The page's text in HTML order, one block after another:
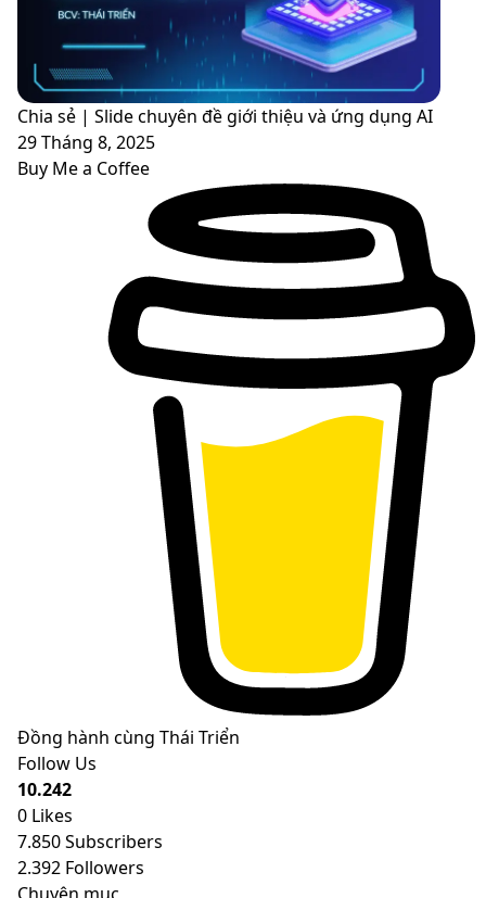
Chia sẻ | Slide chuyên đề giới thiệu và ứng dụng AI
29 Tháng 8, 2025
Buy Me a Coffee
Đồng hành cùng Thái Triển
Follow Us
10.242
0 Likes
7.850Subscribers
2.392 Followers